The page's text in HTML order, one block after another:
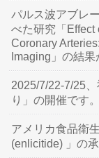
パルス波アブレ
べた研究「Effect
Coronary
Imaging」の結果
2025/7/22-7/25
り」の開催です。
アメリカ食品衛
(enlicitide) 」の